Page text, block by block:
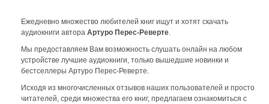
Ежедневно множество любителей книг ищут и хотят скачать
аудиокниги автора Артуро Перес-Реверте.
Мы предоставляем Вам возможность слушать онлайн на любом
устройстве лучшие аудиокниги, только вышедшие новинки и
бестселлеры Артуро Перес-Реверте.
Исходя из многочисленных отзывов наших пользователей и просто
читателей, среди множества его книг, предлагаем ознакомиться с